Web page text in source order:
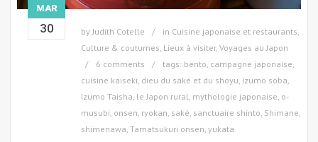
MAR
30 by Judith Cotelle in Cuisine japonaise et restaurants
Culture & coutumes Lieux à visiter, Voyages au Japon
6 comments
tags: bento campagne japonaise
cuisine kaiseki dieu du saké et du shoyu izumo soba
Izumo Taisha le Japon rural mythologie japonaise o-
musubi onsen ryokan saké sanctuaire shinto Shimane
shimenawa Tamatsukuri onsen yukata